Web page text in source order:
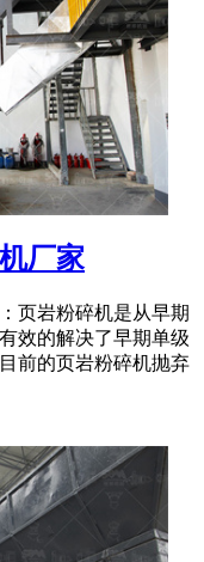
厂家
页岩粉碎机是从早期
效的解决了早期单级
前的页岩粉碎机抛弃